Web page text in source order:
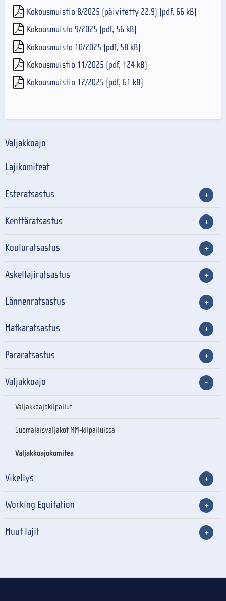
Kokousmuistio 8/2025 (päivitetty 22.9) (pdf, 66 kB)
Kokousmuisto 9/2025 (pdf, 56 kB)
Kokousmuisto 10/2025 (pdf, 58 kB)
Kokousmuistio 11/2025 (pdf, 124 kB)
Kokousmuistio 12/2025 (pdf, 61 kB)
Valjakkoajo
Lajikomiteat
Esteratsastus
Kenttäratsastus
Kouluratsastus
Askellajiratsastus
Lännenratsastus
Matkaratsastus
Pararatsastus
Valjakkoajo
Valjakkoajokilpailut
Suomalaisvaljakot MM-kilpailuissa
Valjakkoajokomitea
Vikellys
Working Equitation
Muut lajit